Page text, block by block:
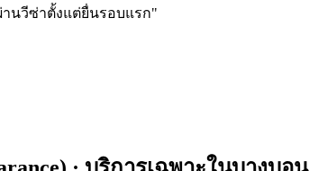
านวีซ่าตั้งแต่ยื่นรอบแรก"